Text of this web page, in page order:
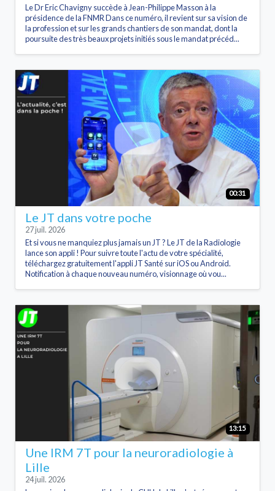
Le Dr Eric Chavigny succède à Jean-Philippe Masson à la
présidence de la FNMR Dans ce numéro, il revient sur sa vision de
la profession et sur les grands chantiers de son mandat, dont la
poursuite des très beaux projets initiés sous le mandat précéd...
00:31
Le JT dans votre poche
27 juil. 2026
Et si vous ne manquiez plus jamais un JT ? Le JT de la Radiologie
lance son appli ! Pour suivre toute l'actu de votre spécialité,
téléchargez gratuitement l'appli JT Santé sur iOS ou Android.
Notification à chaque nouveau numéro, visionnage où vou...
13:15
Une IRM 7T pour la neuroradiologie à
Lille
24 juil. 2026